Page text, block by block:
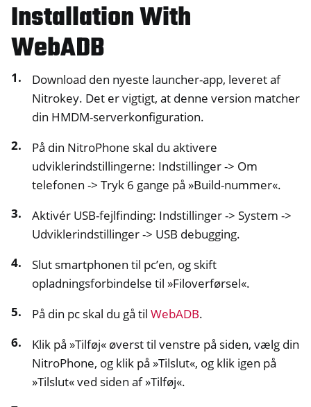
navigation of NetHSM
navigation of NitroWall
navigation of NitroWall NW750
navigation of Software
Installation With
WebADB
Download den nyeste launcher-app, leveret af
Nitrokey. Det er vigtigt, at denne version matcher
din HMDM-serverkonfiguration.
På din NitroPhone skal du aktivere
udviklerindstillingerne: Indstillinger -> Om
telefonen -> Tryk 6 gange på »Build-nummer«.
Aktivér USB-fejlfinding: Indstillinger -> System ->
Udviklerindstillinger -> USB debugging.
Slut smartphonen til pc’en, og skift
opladningsforbindelse til »Filoverførsel«.
På din pc skal du gå til WebADB.
Klik på »Tilføj« øverst til venstre på siden, vælg din
NitroPhone, og klik på »Tilslut«, og klik igen på
»Tilslut« ved siden af »Tilføj«.